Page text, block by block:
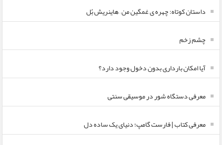
داستان کوتاه: چهره ی غمگین من – هاینریش بُل
چشم زخم
آیا امکان بارداری بدون دخول وجود دارد؟
معرفی دستگاه شور در موسیقی سنتی
معرفی کتاب | فارست گامپ؛ دنیای یک ساده دل